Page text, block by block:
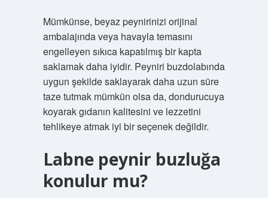
Mümkünse, beyaz peynirinizi orijinal
ambalajında ​​veya havayla temasını
engelleyen sıkıca kapatılmış bir kapta
saklamak daha iyidir. Peyniri buzdolabında
uygun şekilde saklayarak daha uzun süre
taze tutmak mümkün olsa da, dondurucuya
koyarak gıdanın kalitesini ve lezzetini
tehlikeye atmak iyi bir seçenek değildir.
Labne peynir buzluğa
konulur mu?